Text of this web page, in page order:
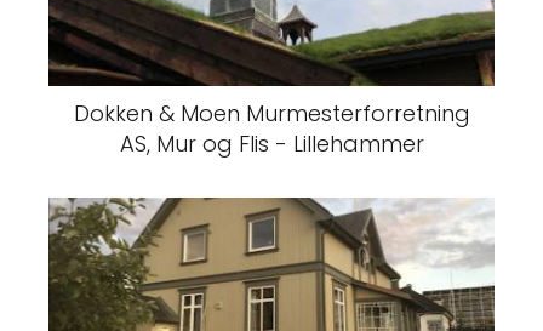
Dokken & Moen Murmesterforretning
AS, Mur og Flis - Lillehammer